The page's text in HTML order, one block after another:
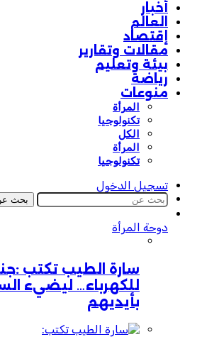
أخبار
العالم
إقتصاد
مقالات وتقارير
بيئة وتعليم
رياضة
منوعات
المرأة
تكنولوجيا
الكل
المرأة
تكنولوجيا
تسجيل الدخول
بحث
دوحة المرأة
سارة الطيب تكتب
للكهرباء… ليضيء
بأيديهم